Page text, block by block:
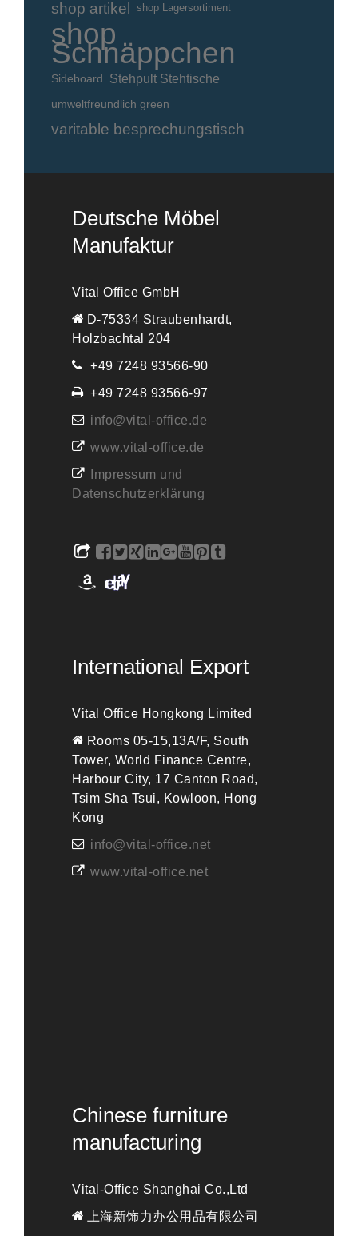
shop artikel shop Lagersortiment
shop
Schnäppchen
Sideboard Stehpult Stehtische
umweltfreundlich green
varitable besprechungstisch
Deutsche Möbel
Manufaktur
Vital Office GmbH
D-75334 Straubenhardt,
Holzbachtal 204
+49 7248 93566-90
+49 7248 93566-97
info@vital-office.de
www.vital-office.de
Impressum und
Datenschutzerklärung
International Export
Vital Office Hongkong Limited
Rooms 05-15,13A/F, South
Tower, World Finance Centre,
Harbour City, 17 Canton Road,
Tsim Sha Tsui, Kowloon, Hong
Kong
info@vital-office.net
www.vital-office.net
Chinese furniture
manufacturing
Vital-Office Shanghai Co.,Ltd
上海新饰力办公用品有限公司